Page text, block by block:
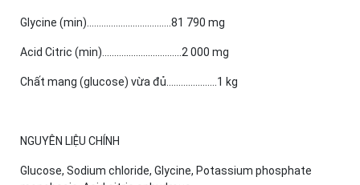
Glycine (min)...................................81 790 mg
Acid Citric (min).................................2 000 mg
Chất mang (glucose) vừa đủ.....................1 kg
NGUYÊN LIỆU CHÍNH
Glucose, Sodium chloride, Glycine, Potassium phosphate